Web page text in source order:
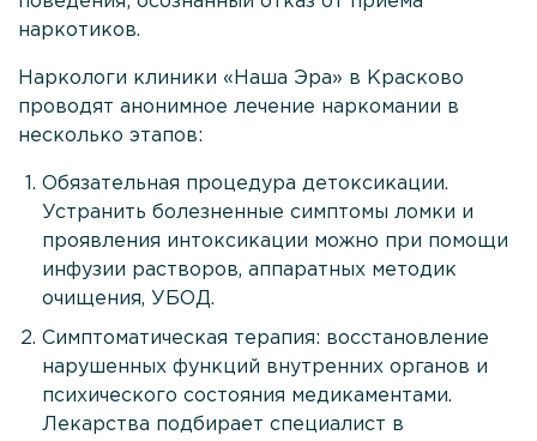
анонимность
Проконсультироваться
наркотиков.
Наркологи клиники «Наша Эра» в Красково
проводят анонимное лечение наркомании в
несколько этапов:
Обязательная процедура детоксикации.
Устранить болезненные симптомы ломки и
проявления интоксикации можно при помощи
инфузии растворов, аппаратных методик
очищения, УБОД.
Симптоматическая терапия: восстановление
нарушенных функций внутренних органов и
психического состояния медикаментами.
Лекарства подбирает специалист в